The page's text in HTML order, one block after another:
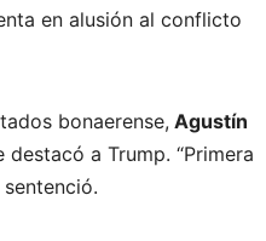
en alusión al conflicto
bonaerense, Agustín
a Trump. “Primera